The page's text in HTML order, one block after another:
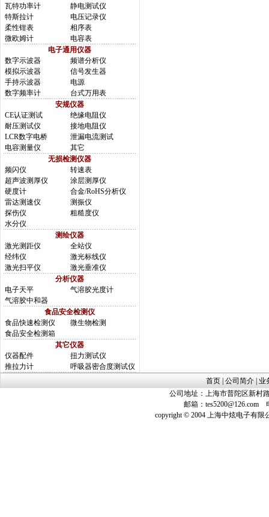
瓦特功率计
静电测试仪
特斯拉计
电压记录仪
柔性钳表
相序表
微欧姆计
电容表
电子通用仪器
数字示波器
频谱分析仪
模拟示波器
信号发生器
手持示波器
电源
数字频率计
台式万用表
安规仪器
CE认证测试
绝缘电阻仪
耐压测试仪
接地电阻仪
LCR数字电桥
泄漏电流测试
电容测量仪
其它
无损检测仪器
频闪仪
转速表
超声波测厚仪
涂层测厚仪
硬度计
合金/RoHS分析仪
雷达测速仪
测振仪
探伤仪
粗糙度仪
水分仪
测绘仪器
激光测距仪
全站仪
经纬仪
激光标线仪
激光扫平仪
激光垂准仪
分析仪器
电子天平
气溶胶光度计
气溶胶中和器
食品安全检测仪
食品快速检测仪
微生物检测
食品安全检测箱
其它仪器
仪器配件
扭力测试仪
推拉力计
呼吸器密合度测试仪
首页 公司简介 业
公司地址：上海市普陀区新村
邮箱： tes5200@126.com电
copyright © 2004 上海中炫电子有